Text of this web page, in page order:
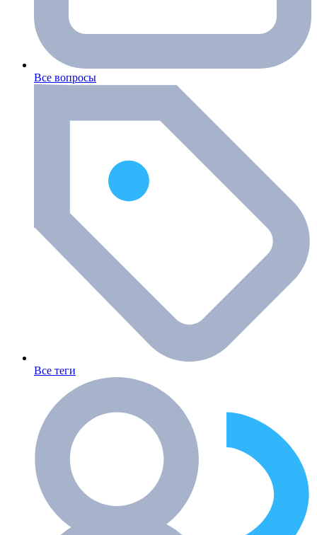
Все вопросы
Все теги